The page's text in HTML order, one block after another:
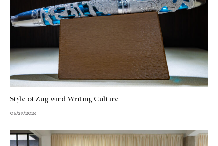
Style of Zug wird Writing Culture
06/29/2026